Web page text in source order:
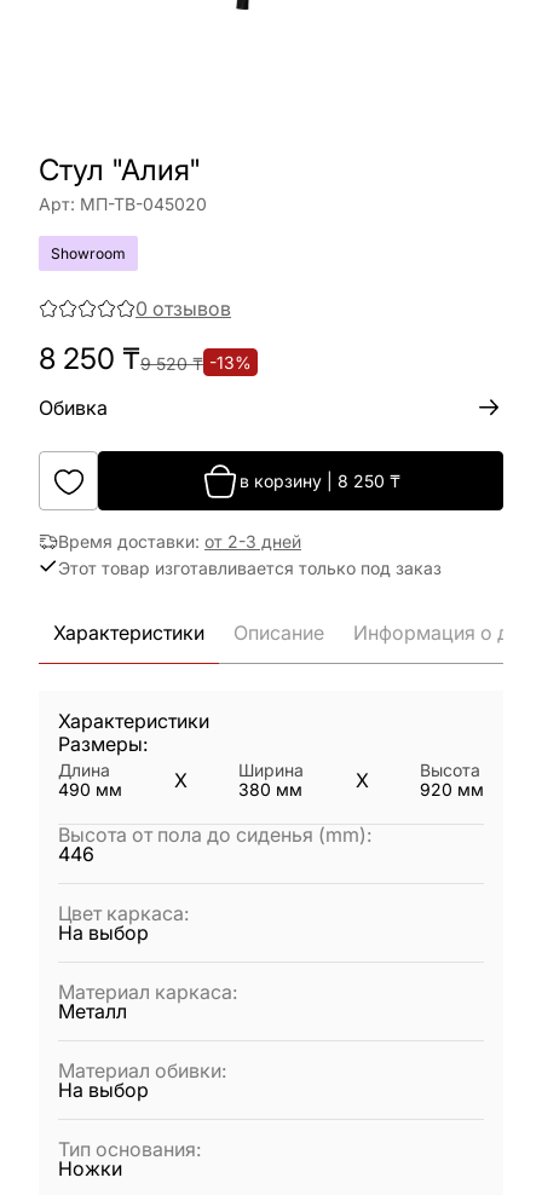
Стул "Алия"
Арт: МП-ТВ-045020
Showroom
0 отзывов
8 250 ₸9 520₸ -13%
Обивка
в корзину 8 250 ₸
Время доставки: от 2-3 дней
Этот товар изготавливается только под заказ
Характеристики Описание Информация о
Характеристики
Размеры:
Длина
490 мм X
Ширина
380 мм X
Высота
920 мм
Высота от пола до сиденья (mm):
446
Цвет каркаса:
На выбор
Материал каркаса:
Металл
Материал обивки:
На выбор
Тип основания:
Ножки